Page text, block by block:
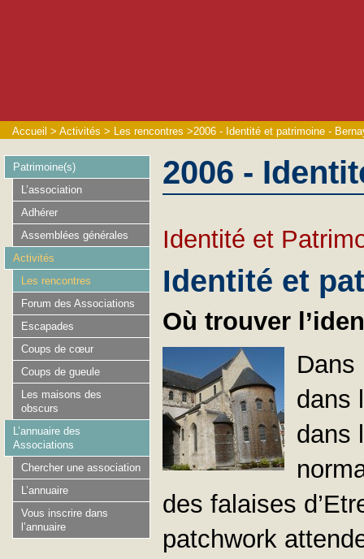
Accueil > Activités > Les rencontres >2006 - Identité et patrimoine -
2006 -
Identité et
Identité et
Où trouver
Dans
dans
dans
des falaises
patchwork
Patrimoine(s)
L’association
Adhérer
Assemblées générales
Activités
Les rencontres
Forum des Associations
Escapades
Coups de cœur
Coups de gueule
Les maisons des
obscurs
L’annuaire des
Associations
Chercher une association
L’annuaire
Vous inscrire dans
l’annuaire